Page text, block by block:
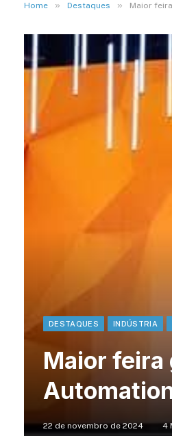
Home » Destaques » Maior
DESTAQUES INDÚSTRIA
Maior feira
22 de novembro de 2024 4